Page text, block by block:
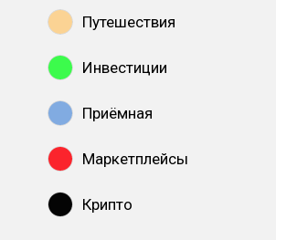
Путешествия
Инвестиции
Приёмная
Маркетплейсы
Крипто